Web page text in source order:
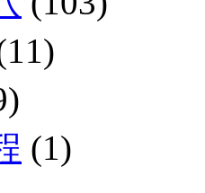
(1)